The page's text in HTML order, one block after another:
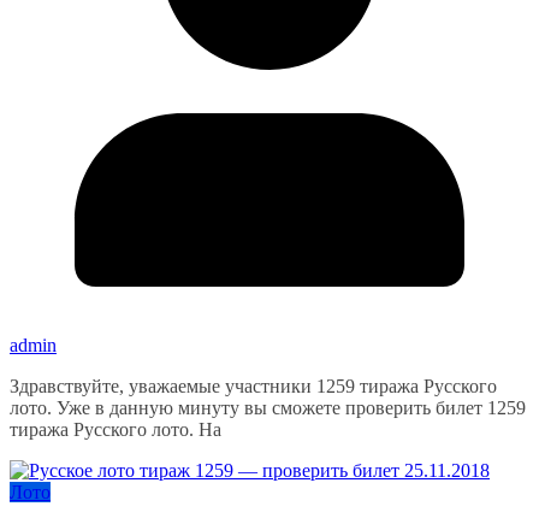
admin
Здравствуйте, уважаемые участники 1259 тиража Русского
лото. Уже в данную минуту вы сможете проверить билет 1259
тиража Русского лото. На
Лото